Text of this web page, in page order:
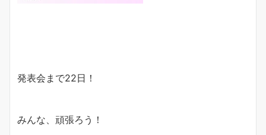
発表会まで22日！
みんな、頑張ろう！